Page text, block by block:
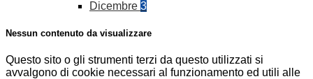
Dicembre 3
Nessun contenuto da visualizzare
Questo sito o gli strumenti terzi da questo utilizzati si
avvalgono di cookie necessari al funzionamento ed utili alle